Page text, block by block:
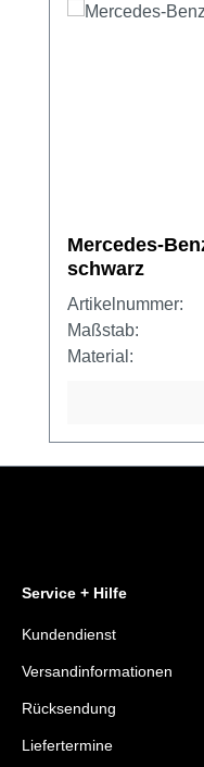
Mercedes-
schwarz
Artikelnummer:
Maßstab:
Material:
Service + Hilfe
Kundendienst
Versandinformationen
Rücksendung
Liefertermine